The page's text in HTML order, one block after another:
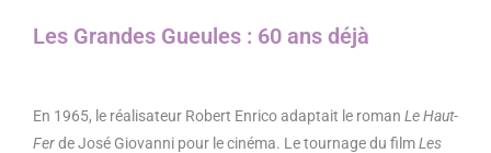
Les Grandes Gueules : 60 ans déjà
En 1965, le réalisateur Robert Enrico adaptait le roman Le Haut-
Ferde José Giovanni pour le cinéma. Le tournage du filmLes